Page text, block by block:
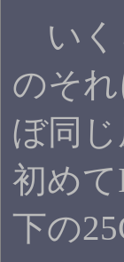
いく
のそ
ぼ同
初め
下の